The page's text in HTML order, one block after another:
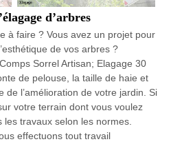
d’arbres
à faire ? Vous avez un projet pour
de vos arbres ?
Sorrel Artisan; Elagage 30
de pelouse, la taille de haie et
de l’amélioration de votre jardin. Si
votre terrain dont vous voulez
travaux selon les normes.
effectuons tout travail